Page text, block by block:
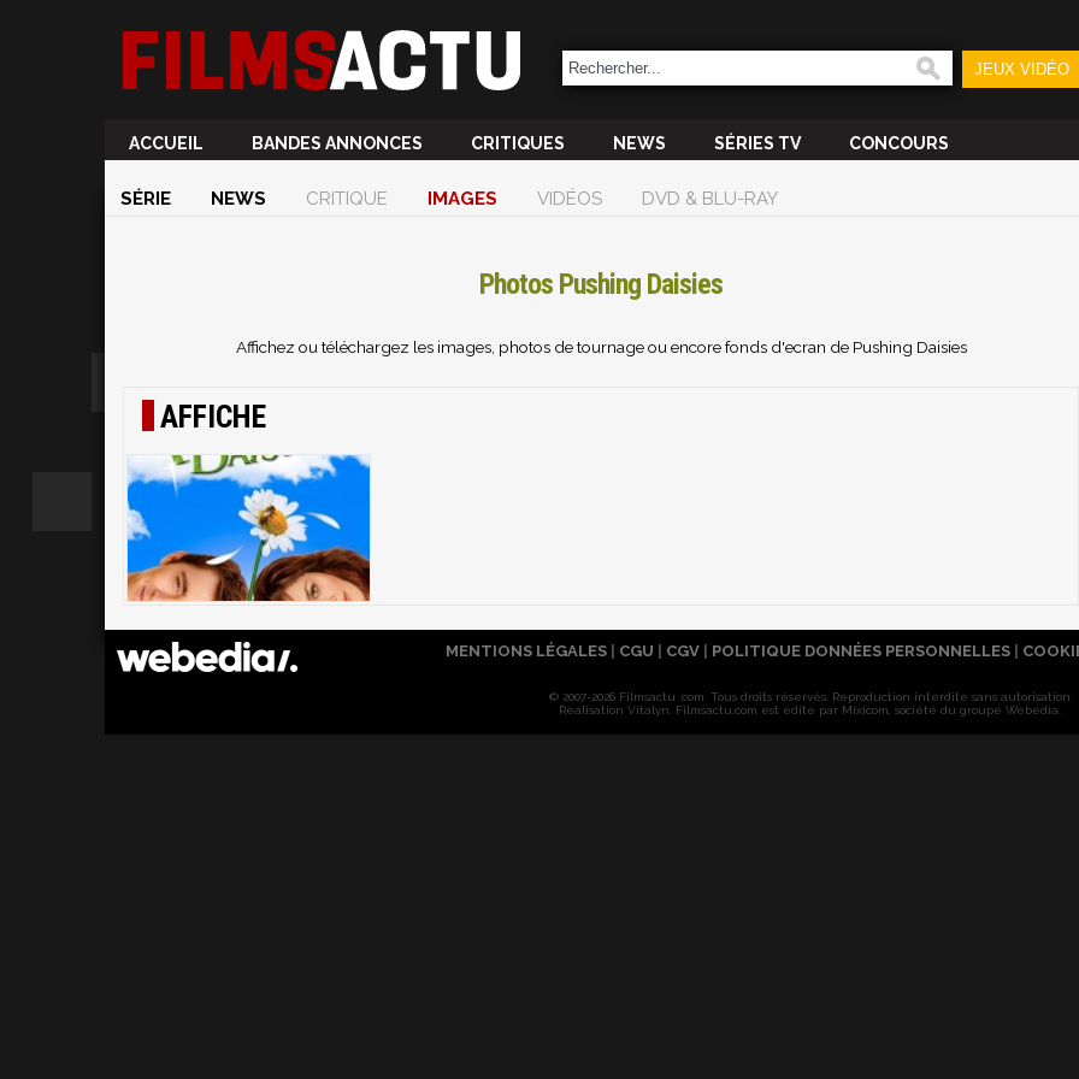
JEUX VIDÉO
ACCUEIL BANDES ANNONCES CRITIQUES NEWS SÉRIES TV CONCOURS
SÉRIE NEWS CRITIQUE IMAGES VIDÉOS DVD & BLU-RAY
Photos Pushing Daisies
Affichez ou téléchargez les images, photos de tournage ou encore fonds d'ecran de Pushing Daisies
AFFICHE
MENTIONS LÉGALES CGU CGV POLITIQUE DONNÉES PERSONNELLES
© 2007-2026 Filmsactu .com. Tous droits réservés. Reproduction interdite sans autorisation.
Réalisation Vitalyn . Filmsactu .com est édité par Mixicom, société du groupe Webedia.